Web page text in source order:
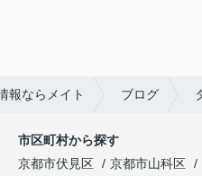
報ならメイト ブログ
市区町村から探す
京都市伏見区
京都市山科区